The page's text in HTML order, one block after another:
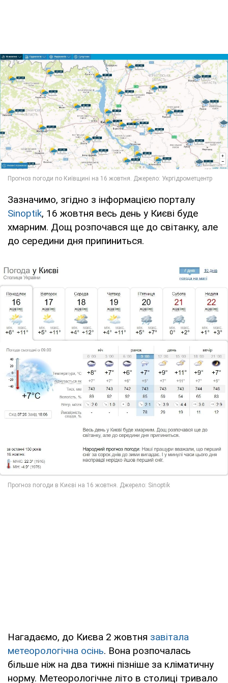
Зазначимо, згідно з інформацією порталу
Sinoptik, 16 жовтня весь день у Києві буде
хмарним. Дощ розпочався ще до світанку, але
до середини дня припиниться.
Нагадаємо, до Києва 2 жовтня завітала
метеорологічна осінь. Вона розпочалась
більше ніж на два тижні пізніше за кліматичну
норму. Метеорологічне літо в столиці тривало